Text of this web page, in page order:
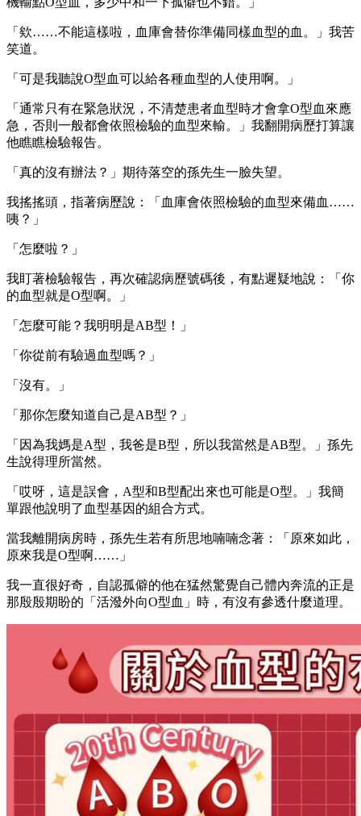
「欸……不能這樣啦，血庫會替你準備同樣血型的血。」我苦
笑道。
「可是我聽說O型血可以給各種血型的人使用啊。」
「通常只有在緊急狀況，不清楚患者血型時才會拿O型血來應
急，否則一般都會依照檢驗的血型來輸。」我翻開病歷打算讓
他瞧瞧檢驗報告。
「真的沒有辦法？」期待落空的孫先生一臉失望。
我搖搖頭，指著病歷說：「血庫會依照檢驗的血型來備血……
咦？」
「怎麼啦？」
我盯著檢驗報告，再次確認病歷號碼後，有點遲疑地說：「你
的血型就是O型啊。」
「怎麼可能？我明明是AB型！」
「你從前有驗過血型嗎？」
「沒有。」
「那你怎麼知道自己是AB型？」
「因為我媽是A型，我爸是B型，所以我當然是AB型。」孫先
生說得理所當然。
「哎呀，這是誤會，A型和B型配出來也可能是O型。」我簡
單跟他說明了血型基因的組合方式。
當我離開病房時，孫先生若有所思地喃喃念著：「原來如此，
原來我是O型啊……」
我一直很好奇，自認孤僻的他在猛然驚覺自己體內奔流的正是
那殷殷期盼的「活潑外向O型血」時，有沒有參透什麼道理。